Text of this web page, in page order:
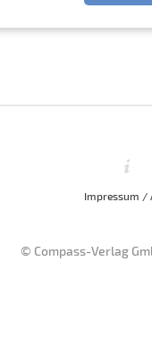
Impressum /
© Compass-Verlag